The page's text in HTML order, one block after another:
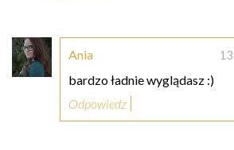
Ania
bardzo ładnie wyglądasz :)
Odpowiedz